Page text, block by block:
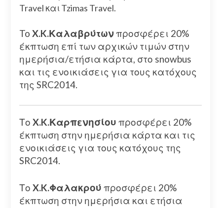
Travel και Tzimas Travel.
To X.K.Καλαβρύτωνπροσφέρει 20%
έκπτωση επί των αρχικών τιμών στην
ημερήσια/ετήσια κάρτα, στο snowbus
και τις ενοικιάσεις για τους κατόχους
της SRC2014.
Το X.K.Καρπενησίου προσφέρει 20%
έκπτωση στην ημερήσια κάρτα και τις
ενοικιάσεις για τους κατόχους της
SRC2014.
Το X.K.Φαλακρού προσφέρει 20%
έκπτωση στην ημερήσια και ετήσια